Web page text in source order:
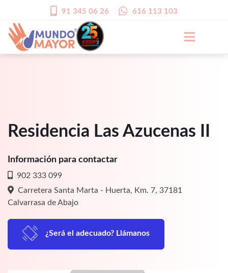
91 345 06 26 616 113 103
Residencia Las Azucenas II
Información para contactar
902 333 099
Carretera Santa Marta - Huerta, Km. 7, 37181
Calvarrasa de Abajo
¿Será el adecuado? Llámanos